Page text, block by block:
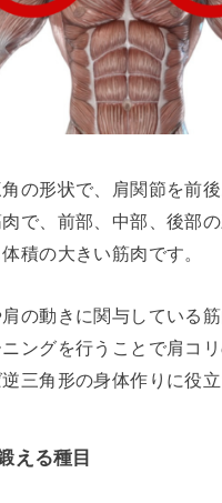
の形状で、肩関節を前
で、前部、中部、後部
積の大きい筋肉です。
の動きに関与している
ングを行うことで肩コリ
三角形の身体作りに役立
える種目